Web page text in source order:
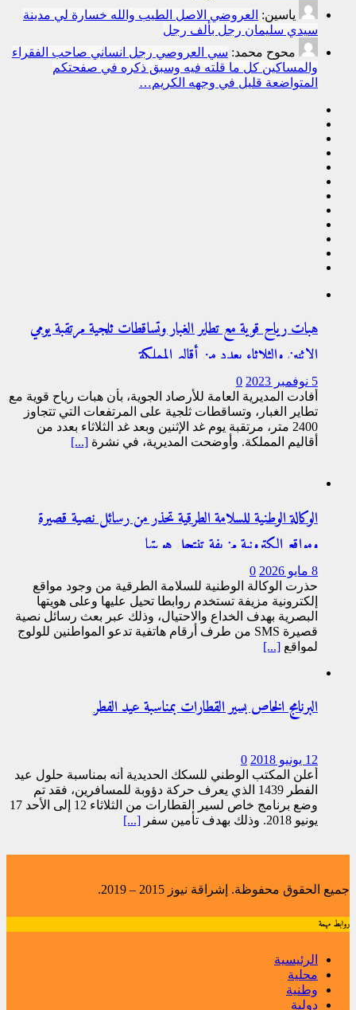
ياسين: العروضي الاصل الطيب والله خسارة لي مدينة
سيدي سليمان رجل بألف رجل
محوح محمد: سي العروصي رجل انساني صاحب الفقراء
والمساكين كل ما قلته فيه وسبق ذكره في صفحتكم
المتواضعة قليل في وجهه الكريم…
هبات رياح قوية مع تطاير الغبار وتساقطات ثلجية مرتقبة يومي
الإثنين والثلاثاء بعدد من أقاليم المملكة
5 نوفمبر 2023
0
أفادت المديرية العامة للأرصاد الجوية، بأن هبات رياح قوية مع
تطاير الغبار، وتساقطات ثلجية على المرتفعات التي تتجاوز
2400 متر، مرتقبة يوم غد الإثنين وبعد غد الثلاثاء بعدد من
أقاليم المملكة. وأوضحت المديرية، في نشرة [...]
الوكالة الوطنية للسلامة الطرقية تحذر من رسائل نصية قصيرة
ومواقع إلكترونية مزيفة تنتحل هويتها
8 مايو 2026
0
حذرت الوكالة الوطنية للسلامة الطرقية من وجود مواقع
إلكترونية مزيفة تستخدم روابطا تحيل عليها وعلى هويتها
البصرية بهدف الخداع والاحتيال، وذلك عبر بعث رسائل نصية
قصيرة SMS من طرف أرقام هاتفية تدعو المواطنين للولوج
لمواقع [...]
البرنامج الخاص بسير القطارات بمناسبة عيد الفطر
12 يونيو 2018
0
أعلن المكتب الوطني للسكك الحديدية أنه بمناسبة حلول عيد
الفطر 1439 الذي يعرف حركة دؤوبة للمسافرين، فقد تم
وضع برنامج خاص لسير القطارات من الثلاثاء 12 إلى الأحد 17
يونيو 2018. وذلك بهدف تأمين سفر
[...]
جميع الحقوق محفوظة. إشراقة نيوز 2015 – 2019.
روابط مهمة
الرئيسية
محلية
وطنية
دولية